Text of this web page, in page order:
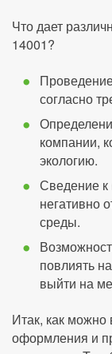
Что дает
14001?
согласно
компании,
экологию.
Сведение
негативно
среды.
повлиять
выйти на
Итак, как можно
оформления и